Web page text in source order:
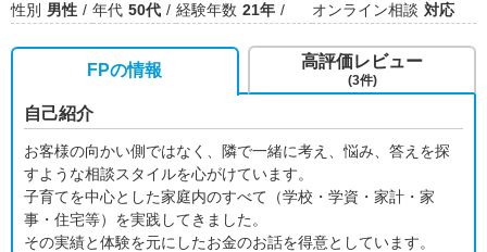
性別 男性 年代 50代 経験年数 21年 オンライン相談 対応
FPの情報
自己紹介
お客様の向かい側ではなく、隣で一緒に考え、悩み、答えを探
すような相談スタイルを心がけています。
子育てを中心とした家庭内のすべて（学校・学資・家計・家
事・住宅等）を実践してきました。
その実績と体験を元にしたお金のお話を得意としています。
高評価レビュー
(3件)